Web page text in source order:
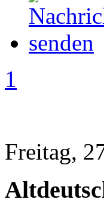
1
Freitag,